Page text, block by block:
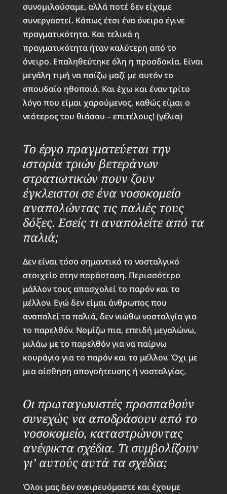
συνομιλούσαμε, αλλά ποτέ δεν είχαμε
συνεργαστεί. Κάπως έτσι ένα όνειρο έγινε
πραγματικότητα. Και τελικά η
πραγματικότητα ήταν καλύτερη από το
όνειρο. Επαληθεύτηκε όλη η προσδοκία. Είναι
μεγάλη τιμή να παίζω μαζί με αυτόν το
σπουδαίο ηθοποιό. Και έχω και έναν τρίτο
λόγο που είμαι χαρούμενος, καθώς είμαι ο
νεότερος του θιάσου – επιτέλους! (γέλια)
Το έργο πραγματεύεται την
ιστορία τριών βετεράνων
στρατιωτικών πουν ζουν
έγκλειστοι σε ένα νοσοκομείο
αναπολώντας τις παλιές τους
δόξες. Εσείς τι αναπολείτε από τα
παλιά;
Δεν είναι τόσο σημαντικό το νοσταλγικό
στοιχείο στην παράσταση. Περισσότερο
μάλλον τους απασχολεί το παρόν και το
μέλλον. Εγώ δεν είμαι άνθρωπος που
αναπολεί τα παλιά, δεν νιώθω νοσταλγία για
το παρελθόν. Νομίζω πια, επειδή μεγαλώνω,
μιλάω με το παρελθόν για να παίρνω
κουράγιο για το παρόν και το μέλλον. Όχι με
μια αίσθηση απογοήτευσης ή νοσταλγίας.
Οι πρωταγωνιστές προσπαθούν
συνεχώς να αποδράσουν από το
νοσοκομείο, καταστρώνοντας
ανέφικτα σχέδια. Τι συμβολίζουν
γι’ αυτούς αυτά τα σχέδια;
Όλοι μας δεν ονειρευόμαστε και έχουμε